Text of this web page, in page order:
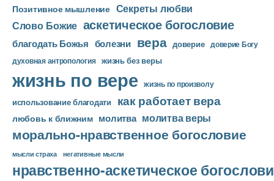
Позитивное мышление Секреты любви
Слово Божие аскетическое богословие
благодать Божья болезни вера доверие доверие Богу
духовная антропология жизнь без веры
жизнь по вере жизнь по произволу
использование благодати как работает вера
любовь к ближним молитва молитва веры
морально-нравственное богословие
мысли страха негативные мысли
нравственно-аскетическое